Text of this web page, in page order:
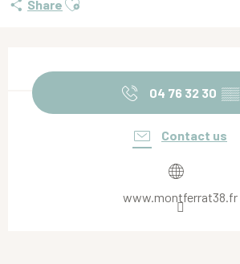
Share
04 76 32 30 ▒▒
Contact us
www.montferrat38.fr